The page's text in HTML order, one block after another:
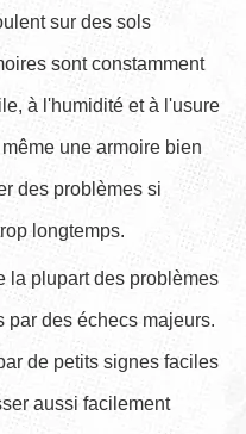
sur des sols
sont constamment
à l'humidité et à l'usure
une armoire bien
des problèmes si
longtemps.
la plupart des problèmes
par des échecs majeurs.
de petits signes faciles
aussi facilement